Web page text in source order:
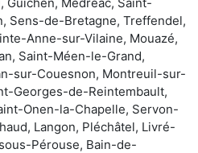
Sens-de-Bretagne, Treffendel,
Anne-sur-Vilaine, Mouazé,
Saint-Méen-le-Grand,
sur-Couesnon, Montreuil-sur-
Georges-de-Reintembault,
Onen-la-Chapelle, Servon-
Langon, Pléchâtel, Livré-
Pérouse, Bain-de-